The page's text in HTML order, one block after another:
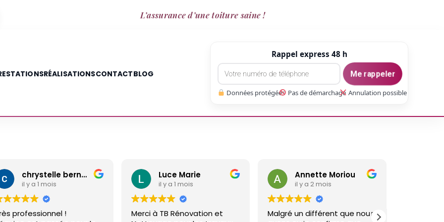
L’assurance d’une toiture saine !
RÉALISATIONSCONTACTBLOG
Rappel express 48 h
Me rappeler
Données protégées Pas de démarchage Annulation possible
Luce Marie
il y a 1 mois
Merci à TB Rénovation et
Annette Moriou
il y a 2 mois
Malgré un différent que nous
gaetan Gate
il y a 3 mois
Réalisé un travail sur ma